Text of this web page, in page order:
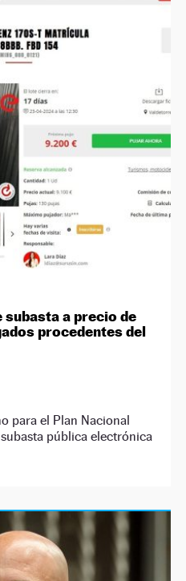
subasta a precio de
procedentes del
para el Plan Nacional
pública electrónica